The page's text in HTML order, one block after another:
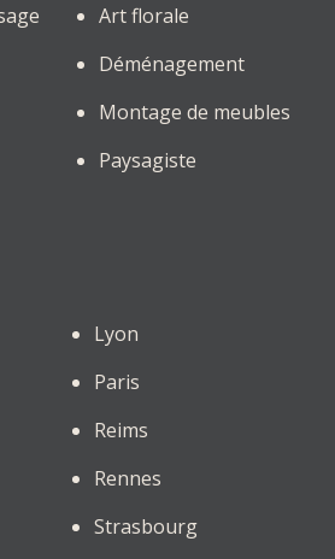
Art florale
Déménagement
Montage de meubles
Paysagiste
Lyon
Paris
Reims
Rennes
Strasbourg